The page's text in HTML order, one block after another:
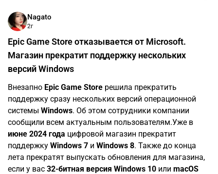
Nagato
2г
Epic Game Store отказывается от Microsoft.
Магазин прекратит поддержку нескольких
версий Windows
Внезапно Epic Game Store решила прекратить
поддержку сразу нескольких версий операционной
системы Windows. Об этом сотрудники компании
сообщили всем актуальным пользователям.Уже в
июне 2024 года цифровой магазин прекратит
поддержку Windows 7 и Windows 8. Также до конца
лета прекратят выпускать обновления для магазина,
если у вас 32-битная версия Windows 10 или macOS